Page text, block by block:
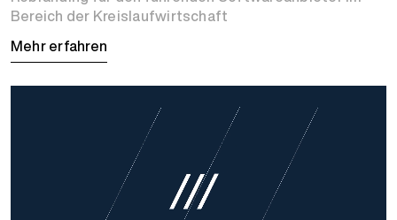
Bereich der Kreislaufwirtschaft
Mehr erfahren